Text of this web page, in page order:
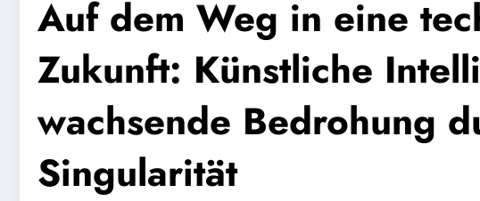
Auf dem Weg in eine
Zukunft: Künstliche
wachsende Bedrohung
Singularität